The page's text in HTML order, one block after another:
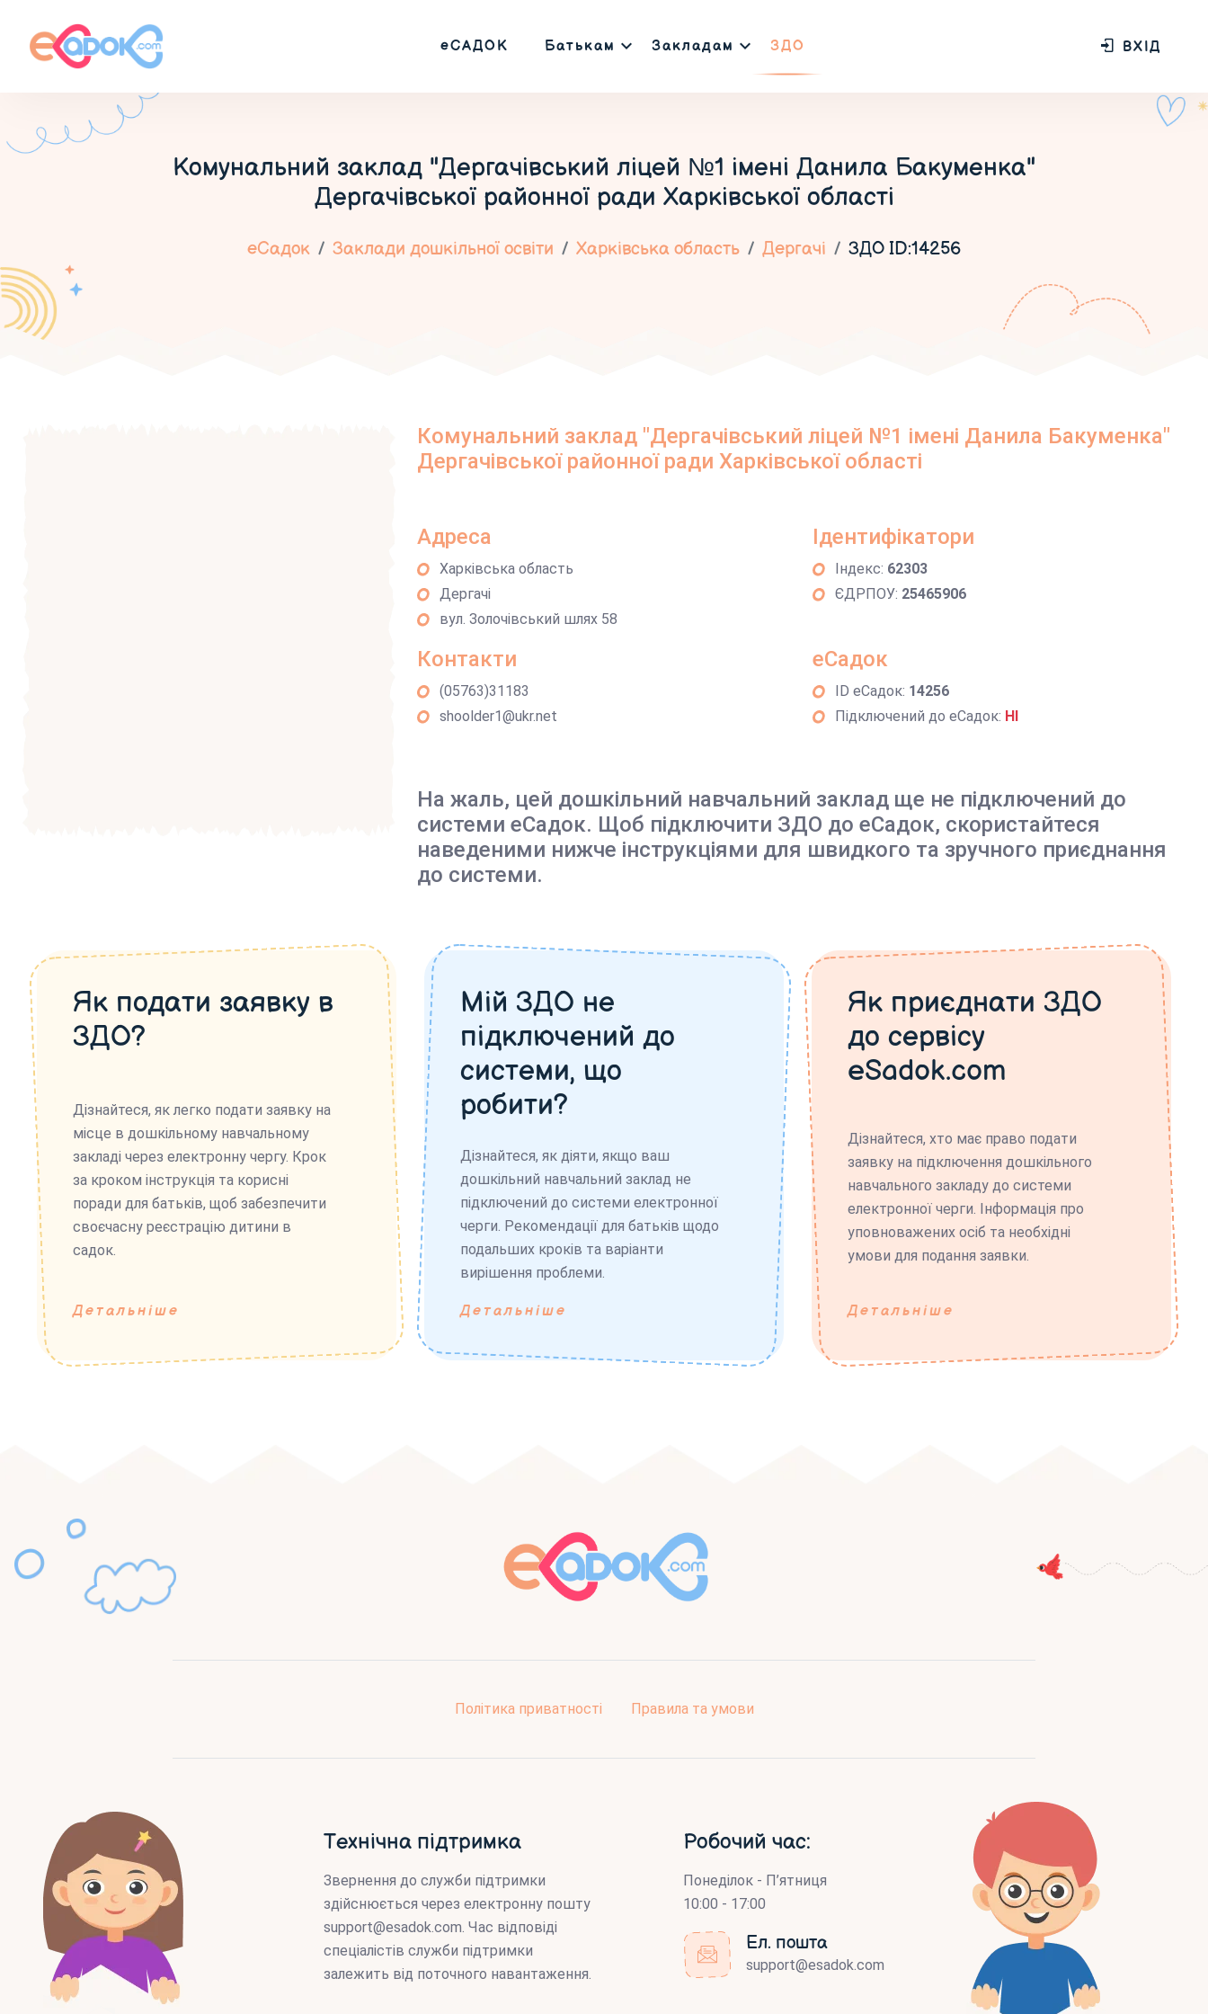
еСАДОК Батькам Закладам ЗДО ВХІД
Комунальний заклад "Дергачівський ліцей №1 імені Данила Бакуменка"
Дергачівської районної ради Харківської області
еСадок Заклади дошкільної освіти Харківська область Дергачі ЗДО ID:14256
Комунальний заклад "Дергачівський ліцей №1 імені Данила Бакуменка"
Дергачівської районної ради Харківської області
Адреса
Харківська область
Дергачі
вул. Золочівський шлях 58
Ідентифікатори
Індекс: 62303
ЄДРПОУ: 25465906
Контакти
(05763)31183
shoolder1@ukr.net
еСадок
ID еСадок: 14256
Підключений до еСадок: НІ
На жаль, цей дошкільний навчальний заклад ще не підключений до
системи еСадок. Щоб підключити ЗДО до еСадок, скористайтеся
наведеними нижче інструкціями для швидкого та зручного приєднання
до системи.
Як подати заявку в
ЗДО?
Дізнайтеся, як легко подати заявку на
місце в дошкільному навчальному
закладі через електронну чергу. Крок
за кроком інструкція та корисні
поради для батьків, щоб забезпечити
своєчасну реєстрацію дитини в
садок.
Детальніше
Мій ЗДО не
підключений до
системи, що
робити?
Дізнайтеся, як діяти, якщо ваш
дошкільний навчальний заклад не
підключений до системи електронної
черги. Рекомендації для батьків щодо
подальших кроків та варіанти
вирішення проблеми.
Детальніше
Як приєднати ЗДО
до сервісу
eSadok.com
Дізнайтеся, хто має право подати
заявку на підключення дошкільного
навчального закладу до системи
електронної черги. Інформація про
уповноважених осіб та необхідні
умови для подання заявки.
Детальніше
Політика приватності Правила та умови
Технічна підтримка
Звернення до служби підтримки
здійснюється через електронну пошту
support@esadok.com. Час відповіді
спеціалістів служби підтримки
залежить від поточного навантаження.
Робочий час:
Понеділок - П’ятниця
10:00 - 17:00
Ел. пошта
support@esadok.com